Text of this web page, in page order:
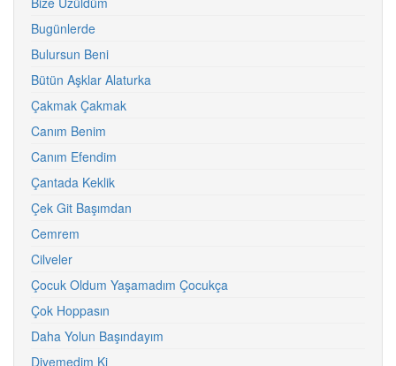
Bugünlerde
Bulursun Beni
Bütün Aşklar Alaturka
Çakmak Çakmak
Canım Benim
Canım Efendim
Çantada Keklik
Çek Git Başımdan
Cemrem
Cilveler
Çocuk Oldum Yaşamadım Çocukça
Çok Hoppasın
Daha Yolun Başındayım
Diyemedim Ki